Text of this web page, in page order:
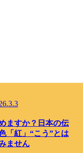
ますか？日本の伝
「紅」“こう”とは
ません